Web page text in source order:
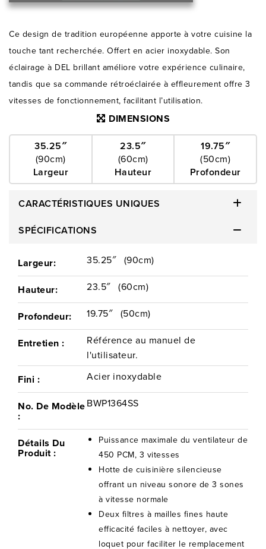
Ce design de tradition européenne apporte à votre cuisine la
touche tant recherchée. Offert en acier inoxydable. Son
éclairage à DEL brillant améliore votre expérience culinaire,
tandis que sa commande rétroéclairée à effleurement offre 3
vitesses de fonctionnement, facilitant l’utilisation.
DIMENSIONS
35.25″
(90cm)
Largeur
23.5″
(60cm)
Hauteur
19.75″
(50cm)
Profondeur
CARACTÉRISTIQUES UNIQUES
SPÉCIFICATIONS
Largeur: 35.25″(90cm)
Hauteur: 23.5″(60cm)
Profondeur: 19.75″(50cm)
Entretien :
Référence au manuel de
l'utilisateur.
Fini :
Acier inoxydable
No. De Modèle
:
BWP1364SS
Détails Du
Produit :
Puissance maximale du ventilateur de
450 PCM, 3 vitesses
Hotte de cuisinière silencieuse
offrant un niveau sonore de 3 sones
à vitesse normale
Deux filtres à mailles fines haute
efficacité faciles à nettoyer, avec
loquet pour faciliter le remplacement